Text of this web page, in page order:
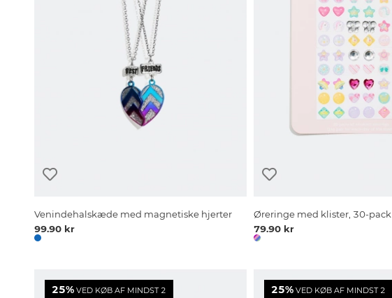
Venindehalskæde med magnetiske hjerter
99.90 kr
Øreringe med klister, 30-pack
79.90 kr
25% VED KØB AF MINDST 2 25% VED KØB AF MINDST 2